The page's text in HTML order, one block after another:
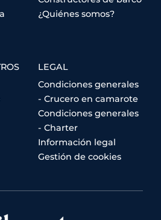
¿Quiénes somos?
LEGAL
Condiciones generales
- Crucero en camarote
Condiciones generales
- Charter
Información legal
Gestión de cookies